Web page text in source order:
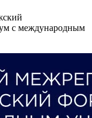
с международным